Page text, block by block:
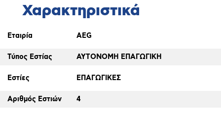
Χαρακτηριστικά
Εταιρία AEG
Τύπος Εστίας ΑΥΤΟΝΟΜΗ ΕΠΑΓΩΓΙΚΗ
Εστίες ΕΠΑΓΩΓΙΚΕΣ
Αριθμός Εστιών 4